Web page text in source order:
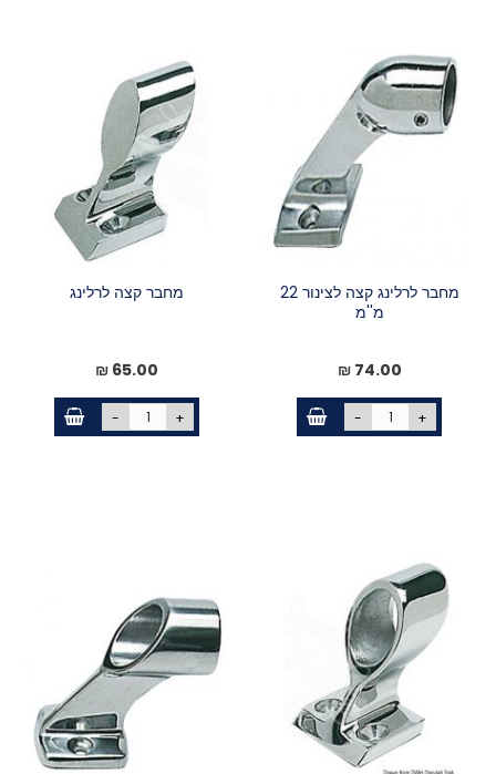
מחבר לרלינג קצה לצינור 22
מ''מ
74.00 ₪
- +
מחבר קצה לרלינג
65.00 ₪
- +